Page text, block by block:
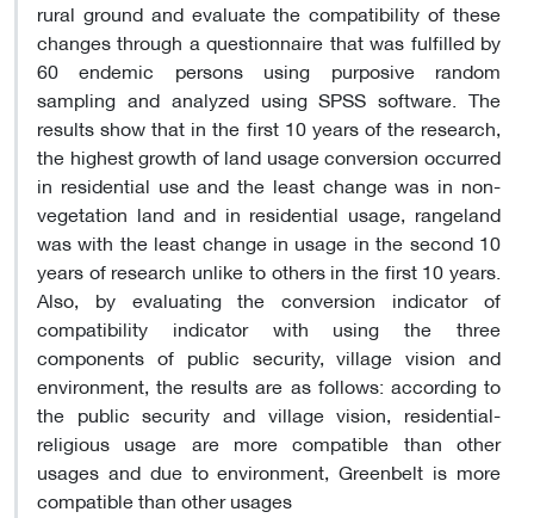
rural ground and evaluate the compatibility of these
changes through a questionnaire that was fulfilled by
60 endemic persons using purposive random
sampling and analyzed using SPSS software. The
results show that in the first 10 years of the research,
the highest growth of land usage conversion occurred
in residential use and the least change was in non-
vegetation land and in residential usage, rangeland
was with the least change in usage in the second 10
years of research unlike to others in the first 10 years.
Also, by evaluating the conversion indicator of
compatibility indicator with using the three
components of public security, village vision and
environment, the results are as follows: according to
the public security and village vision, residential-
religious usage are more compatible than other
usages and due to environment, Greenbelt is more
compatible than other usages